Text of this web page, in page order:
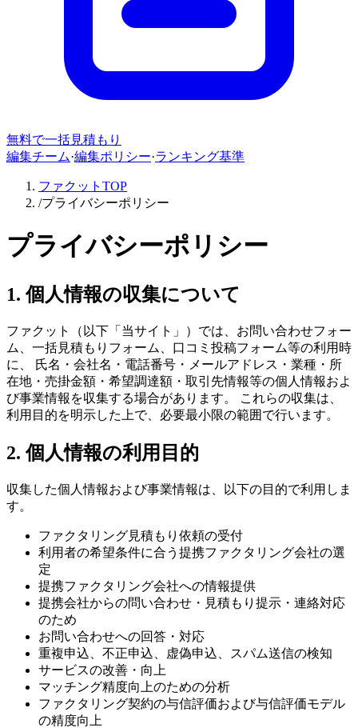
無料で一括見積もり
編集チーム·編集ポリシー·ランキング基準
ファクットTOP
/プライバシーポリシー
プライバシーポリシー
1. 個人情報の収集について
ファクット
（以下「当サイト」）では、お問い合わせフォー
ム、一括見積もりフォーム、口コミ投稿フォーム等の利用時
に、 氏名・会社名・電話番号・メールアドレス・業種・所
在地・売掛金額・希望調達額・取引先情報等の個人情報およ
び事業情報を収集する場合があります。 これらの収集は、
利用目的を明示した上で、必要最小限の範囲で行います。
2. 個人情報の利用目的
収集した個人情報および事業情報は、以下の目的で利用しま
す。
ファクタリング見積もり依頼の受付
利用者の希望条件に合う提携ファクタリング会社の選
定
提携ファクタリング会社への情報提供
提携会社からの問い合わせ・見積もり提示・連絡対応
のため
お問い合わせへの回答・対応
重複申込、不正申込、虚偽申込、スパム送信の検知
サービスの改善・向上
マッチング精度向上のための分析
ファクタリング契約の与信評価および与信評価モデル
の精度向上